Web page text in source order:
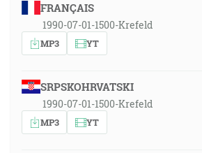
FRANÇAIS
1990-07-01-1500-Krefeld
MP3 YT
SRPSKOHRVATSKI
1990-07-01-1500-Krefeld
MP3 YT